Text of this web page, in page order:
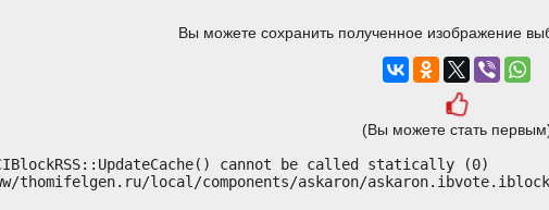
Вы можете сохранить полученное изображение
(Вы можете стать
cannot be called statically (0)
thomifelgen.ru/local/components/askaron/